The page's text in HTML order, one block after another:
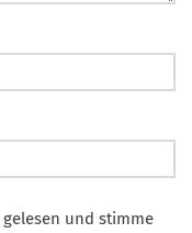
gelesen und stimme